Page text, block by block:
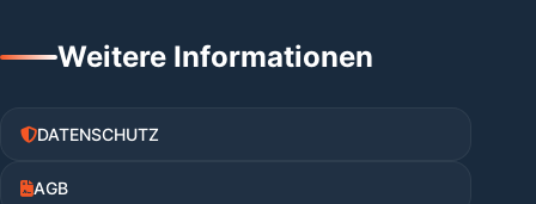
Weitere Informationen
DATENSCHUTZ
AGB